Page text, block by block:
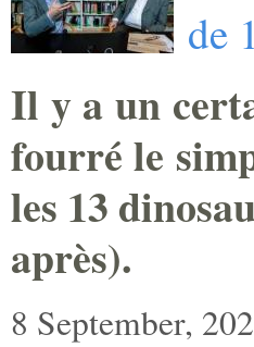
de
Il y a un
fourré le
les 13
après).
8 September,